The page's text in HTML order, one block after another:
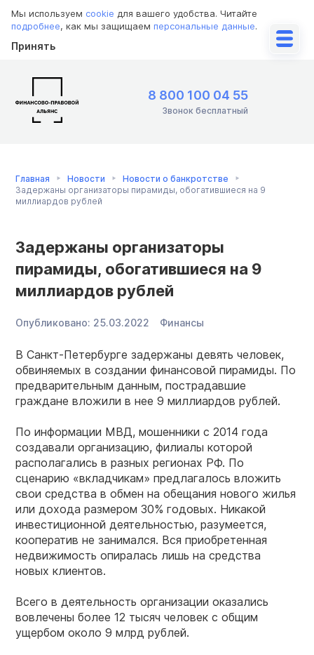
Мы используем cookie для вашего удобства. Читайте
подробнее, как мы защищаем персональные данные.
Принять
8 800 100 04 55
Звонок бесплатный
Главная Новости
Новости о банкротстве
Задержаны организаторы пирамиды, обогатившиеся на 9
миллиардов рублей
Задержаны организаторы
пирамиды, обогатившиеся на 9
миллиардов рублей
Опубликовано: 25.03.2022 Финансы
В Санкт-Петербурге задержаны девять человек,
обвиняемых в создании финансовой пирамиды. По
предварительным данным, пострадавшие
граждане вложили в нее 9 миллиардов рублей.
По информации МВД, мошенники с 2014 года
создавали организацию, филиалы которой
располагались в разных регионах РФ. По
сценарию «вкладчикам» предлагалось вложить
свои средства в обмен на обещания нового жилья
или дохода размером 30% годовых. Никакой
инвестиционной деятельностью, разумеется,
кооператив не занимался. Вся приобретенная
недвижимость опиралась лишь на средства
новых клиентов.
Всего в деятельность организации оказались
вовлечены более 12 тысяч человек с общим
ущербом около 9 млрд рублей.